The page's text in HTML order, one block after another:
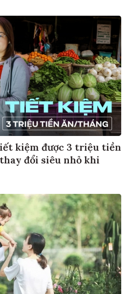
kiệm được 3 triệu tiền
đổi siêu nhỏ khi